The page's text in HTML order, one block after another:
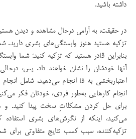
داشته باشید.
در حقیقت، به آرامی درحال مشاهده و دیدن
تزكیه هستید هنوز وابستگی‌های بشری دارید.
بنابراین قادر هستید که تزکیه کنید؛ شما
آنها خودشان را نشان خواهند داد. پس،
اعتباربخشی به فا انجام می‌دهید، شامل
انجام كارهایی به‌طور فردی، خودتان فكر
برای حل كردن مشكلاتِ سخت پیدا كنید. و
می‌کنید، اینكه از نگرش‌های بشری
تزكیه‌كننده، سبب کسب نتایج متفاوتی برای